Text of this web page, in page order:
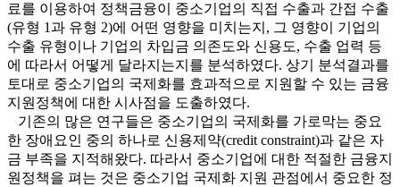
료를 이용하여 정책금융이 중소기업의 직접 수출과 간접 수출
(유형 1과 유형 2)에 어떤 영향을 미치는지, 그 영향이 기업의
수출 유형이나 기업의 차입금 의존도와 신용도, 수출 업력 등
에 따라서 어떻게 달라지는지를 분석하였다. 상기 분석결과를
토대로 중소기업의 국제화를 효과적으로 지원할 수 있는 금융
지원정책에 대한 시사점을 도출하였다.
기존의 많은 연구들은 중소기업의 국제화를 가로막는 중요
한 장애요인 중의 하나로 신용제약(credit constraint)과 같은 자
금 부족을 지적해왔다. 따라서 중소기업에 대한 적절한 금융지
원정책을 펴는 것은 중소기업 국제화 지원 관점에서 중요한 정